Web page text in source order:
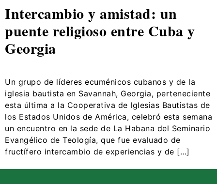
Intercambio y amistad: un
puente religioso entre Cuba y
Georgia
Un grupo de líderes ecuménicos cubanos y de la
iglesia bautista en Savannah, Georgia, perteneciente
esta última a la Cooperativa de Iglesias Bautistas de
los Estados Unidos de América, celebró esta semana
un encuentro en la sede de La Habana del Seminario
Evangélico de Teología, que fue evaluado de
fructífero intercambio de experiencias y de […]